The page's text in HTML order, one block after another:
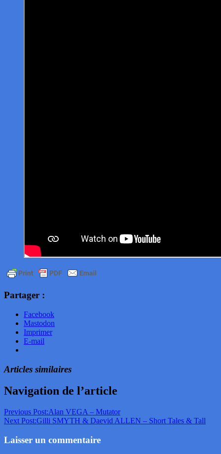
Partager :
Facebook
Mastodon
Imprimer
E-mail
Articles similaires
Navigation de l’article
Previous Post:Alan VEGA – Mutator
Next Post:Gilli SMYTH & Daevid ALLEN – Short Tales & Tall
Laisser un commentaire